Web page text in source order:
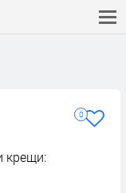
0
крещи: